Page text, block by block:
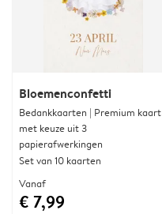
Bloemenconfetti
Bedankkaarten | Premium kaart
met keuze uit 3
papierafwerkingen
Set van 10 kaarten
Vanaf
€ 7,99